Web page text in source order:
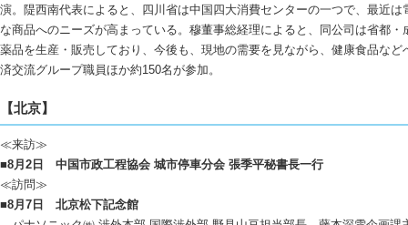
演。隄西南代表によると、四川省は中国四大消費センターの一つで、最近
な商品へのニーズが高まっている。穆董事総経理によると、同公司は省都
薬品を生産・販売しており、今後も、現地の需要を見ながら、健康食品な
済交流グループ職員ほか約150名が参加。
【北京】
≪来訪≫
■8月2日 中国市政工程協会 城市停車分会 張季平秘書長一行
≪訪問≫
■8月7日 北京松下記念館